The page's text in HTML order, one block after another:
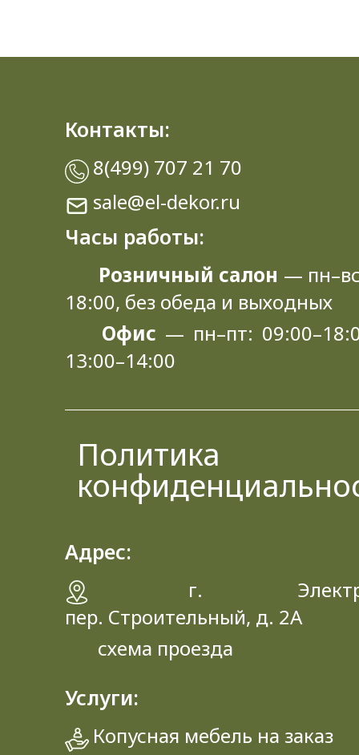
Контакты:
8(499) 707 21 70
sale@el-dekor.ru
Часы работы:
Розничный салон —
18:00, без обеда и выходных
Офис — пн–пт:
13:00–14:00
Политика
Адрес:
г.
пер. Строительный, д. 2A
схема проезда
Услуги:
Копусная мебель на заказ